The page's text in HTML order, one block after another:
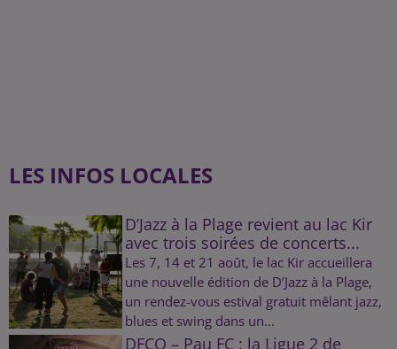
LES INFOS LOCALES
D’Jazz à la Plage revient au lac Kir
avec trois soirées de concerts...
Les 7, 14 et 21 août, le lac Kir accueillera
une nouvelle édition de D’Jazz à la Plage,
un rendez-vous estival gratuit mêlant jazz,
blues et swing dans un...
DFCO – Pau FC : la Ligue 2 de